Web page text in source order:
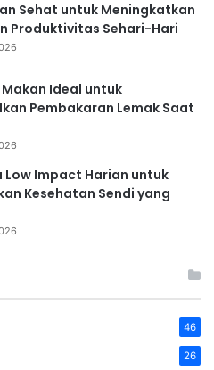
Sehat untuk Meningkatkan
Produktivitas Sehari-Hari
Ideal untuk
Pembakaran Lemak Saat
Low Impact Harian untuk
Kesehatan Sendi yang
46
26